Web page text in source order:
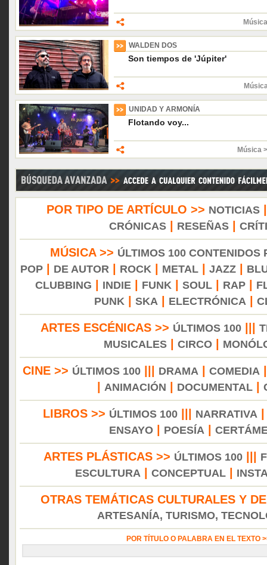
WALDEN DOS
Son tiempos de 'Júpiter'
UNIDAD Y ARMONÍA
Flotando voy...
Música
POR TIPO DE ARTÍCULO >> NOTICIAS
CRÓNICAS| RESEÑAS|
MÚSICA >> ÚLTIMOS 100 CONTENIDOS
POP| DE AUTOR ROCK METAL| JAZZ|
CLUBBING
INDIE| FUNK SOUL| RAP|
PUNK
SKA ELECTRÓNICA
ARTES ESCÉNICAS >> ÚLTIMOS 100
MUSICALES
CIRCO
CINE >> ÚLTIMOS 100||| DRAMA COMEDIA
ANIMACIÓN DOCUMENTAL|
LIBROS >> ÚLTIMOS 100 NARRATIVA
ENSAYO| POESÍA
ARTES PLÁSTICAS >> ÚLTIMOS 100|||
ESCULTURA
CONCEPTUAL
OTRAS TEMÁTICAS CULTURALES Y
ARTESANÍA, TURISMO,
POR TÍTULO O PALABRA EN EL TEXTO